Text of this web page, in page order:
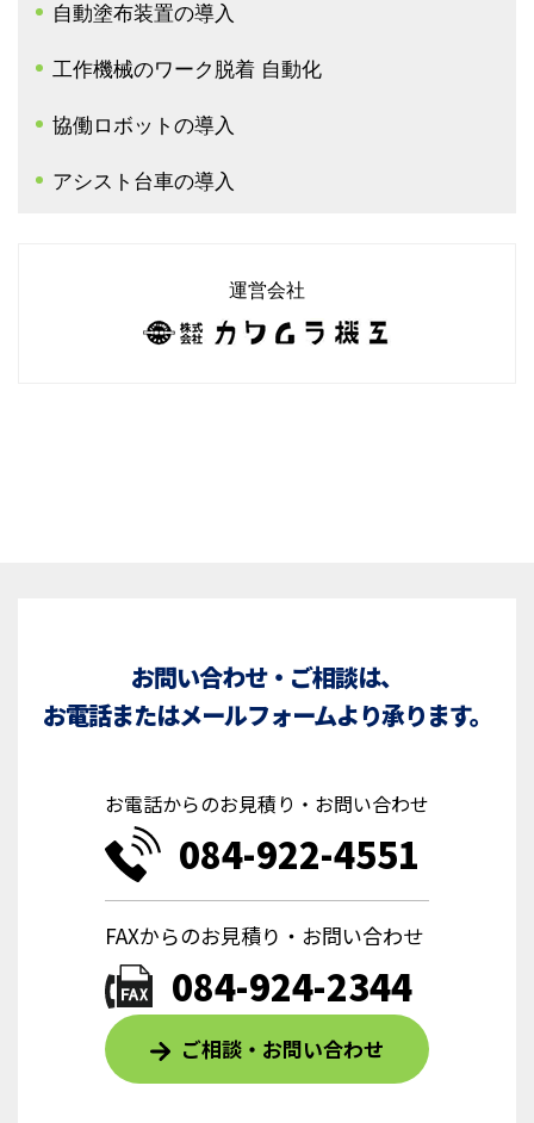
自動塗布装置の導入
工作機械のワーク脱着 自動化
協働ロボットの導入
アシスト台車の導入
運営会社
お問い合わせ・ご相談は、
お電話またはメールフォームより承ります。
お電話からのお見積り・お問い合わせ
084-922-4551
FAXからのお見積り・お問い合わせ
084-924-2344
ご相談・お問い合わせ